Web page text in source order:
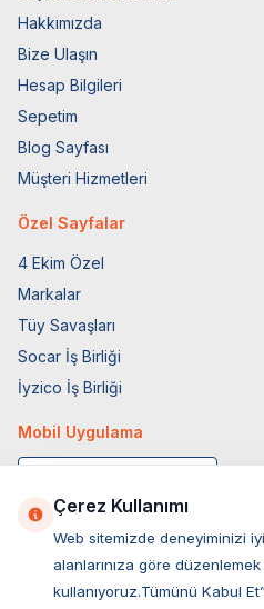
Hakkımızda
Bize Ulaşın
Hesap Bilgileri
Sepetim
Blog Sayfası
Müşteri Hizmetleri
Özel Sayfalar
4 Ekim Özel
Markalar
Tüy Savaşları
Socar İş Birliği
İyzico İş Birliği
Mobil Uygulama
Çerez Kullanımı
Web sitemizde deneyiminizi
alanlarınıza göre
kullanıyoruz.Tümünü Kabul